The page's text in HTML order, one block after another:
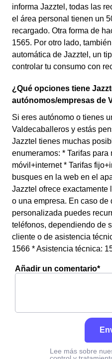
informa Jazztel, todas las
el área personal tienen un
recargado. Otra forma de
1565. Por otro lado,
automática de Jazztel, un
controlar tu consumo con
¿Qué opciones tiene
autónomos/empresas de
Si eres autónomo o tienes
Valdecaballeros y estás
Jazztel tienes muchas
enumeramos: * Tarifas para
móvil+internet * Tarifas
busques en la web en el
Jazztel ofrece exactamente
o una empresa. En caso de
personalizada puedes
teléfonos, dependiendo de
cliente o de asistencia
1566 * Asistencia técnica:
Añadir un comentario*
Lee más sobre